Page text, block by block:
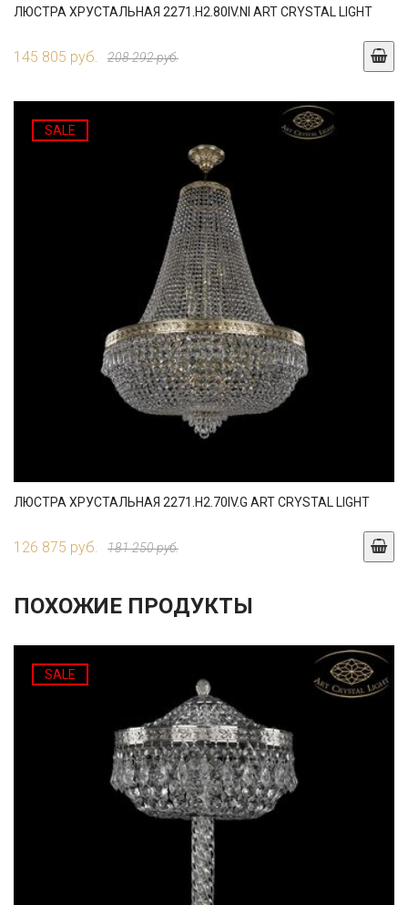
ЛЮСТРА ХРУСТАЛЬНАЯ 2271.H2.80IV.NI ART CRYSTAL LIGHT
145 805 руб. 208 292 руб.
SALE
ЛЮСТРА ХРУСТАЛЬНАЯ 2271.H2.70IV.G ART CRYSTAL LIGHT
126 875 руб. 181 250 руб.
ПОХОЖИЕ ПРОДУКТЫ
SALE